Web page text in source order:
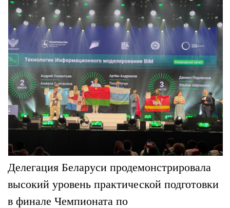
Делегация Беларуси продемонстрировала
высокий уровень практической подготовки
в финале Чемпионата по